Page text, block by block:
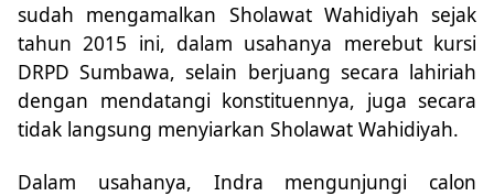
sudah mengamalkan Sholawat Wahidiyah sejak
tahun 2015 ini, dalam usahanya merebut kursi
DRPD Sumbawa, selain berjuang secara lahiriah
dengan mendatangi konstituennya, juga secara
tidak langsung menyiarkan Sholawat Wahidiyah.
Dalam usahanya, Indra mengunjungi calon